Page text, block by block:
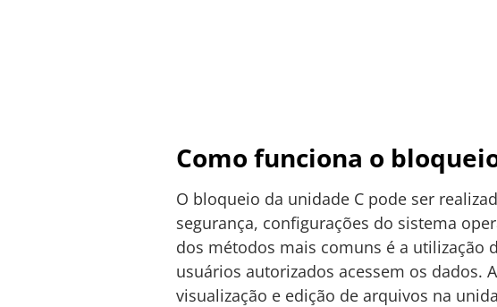
Como funciona o
O bloqueio da unidade C pode ser
segurança, configurações do sistema
dos métodos mais comuns é a
usuários autorizados acessem os dados.
visualização e edição de arquivos na